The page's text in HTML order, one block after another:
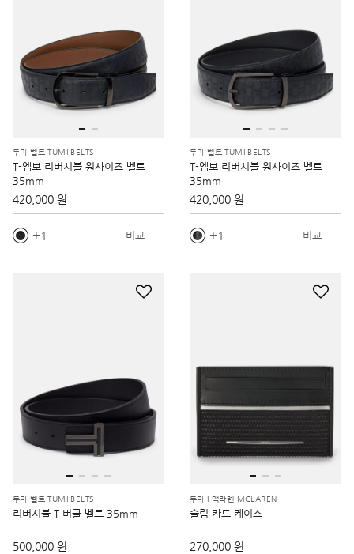
투미 벨트 TUMI BELTS
T-엠보 리버시블 원사이즈 벨트
35mm
420,000 원
1 비교
투미 벨트 TUMI BELTS
T-엠보 리버시블 원사이즈 벨트
35mm
420,000 원
1 비교
투미 벨트 TUMI BELTS
리버시블 T 버클 벨트 35mm
500,000 원
투미 I 맥라렌 MCLAREN
슬림 카드 케이스
270,000 원